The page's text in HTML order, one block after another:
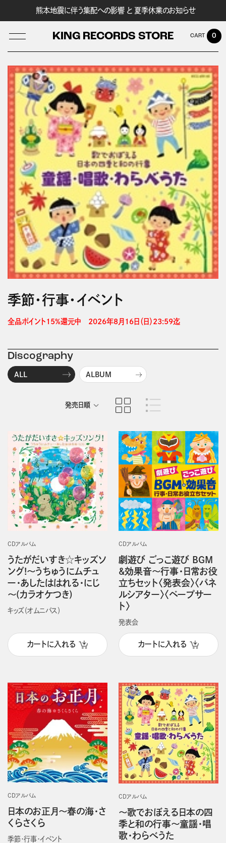
熊本地震に伴う集配への影響 と 夏季休業のお知らせ
KING RECORDS STORE
LOG IN
0
季節・行事・イベント
全品ポイント15%還元中　2026年8月16日（日）23:59迄
Discography
ALL ALBUM
発売日順
CDアルバム
うたがだいすき☆キッズソ
ング!～うちゅうにムチュ
ー・あしたははれる・にじ
～(カラオケつき)
キッズ（オムニバス）
カートに入れる
CDアルバム
劇遊び ごっこ遊び BGM
&効果音～行事・日常お役
立ちセット〈発表会〉〈パネ
ルシアター〉〈ペープサー
ト〉
発表会
カートに入れる
CDアルバム
日本のお正月～春の海・さ
くらさくら
季節・行事・イベント
CDアルバム
～歌でおぼえる日本の四
季と和の行事～童謡・唱
歌・わらべうた